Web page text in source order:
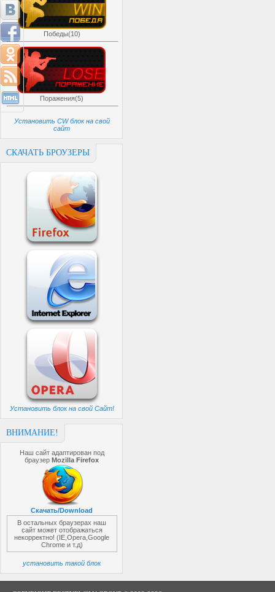
Победы(10)
Поражения(5)
Установить CW блок на свой
сайт
СКАЧАТЬ БРОУЗЕРЫ
Установить блок на свой Сайт!
ВНИМАНИЕ!
Наш сайт адаптирован под
браузерMozilla Firefox
Скачать/Download
В остальных браузерах наш
сайт может отображаться
некорректно! (IE,Opera,Google
Chrome и т.д)
установить такой блок